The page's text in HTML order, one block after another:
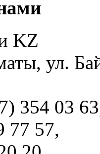
KZ
ул.
354 03
77 57,